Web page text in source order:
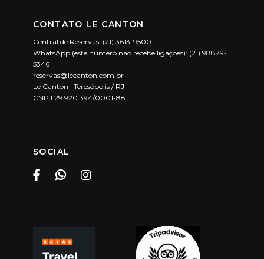
CONTATO LE CANTON
Central de Reservas: (21) 3613-9500
WhatsApp (este número não recebe ligações): (21) 98879-
5346
reservas@lecanton.com.br
Le Canton | Teresópolis / RJ
CNPJ 29.920.394/0001-88
SOCIAL